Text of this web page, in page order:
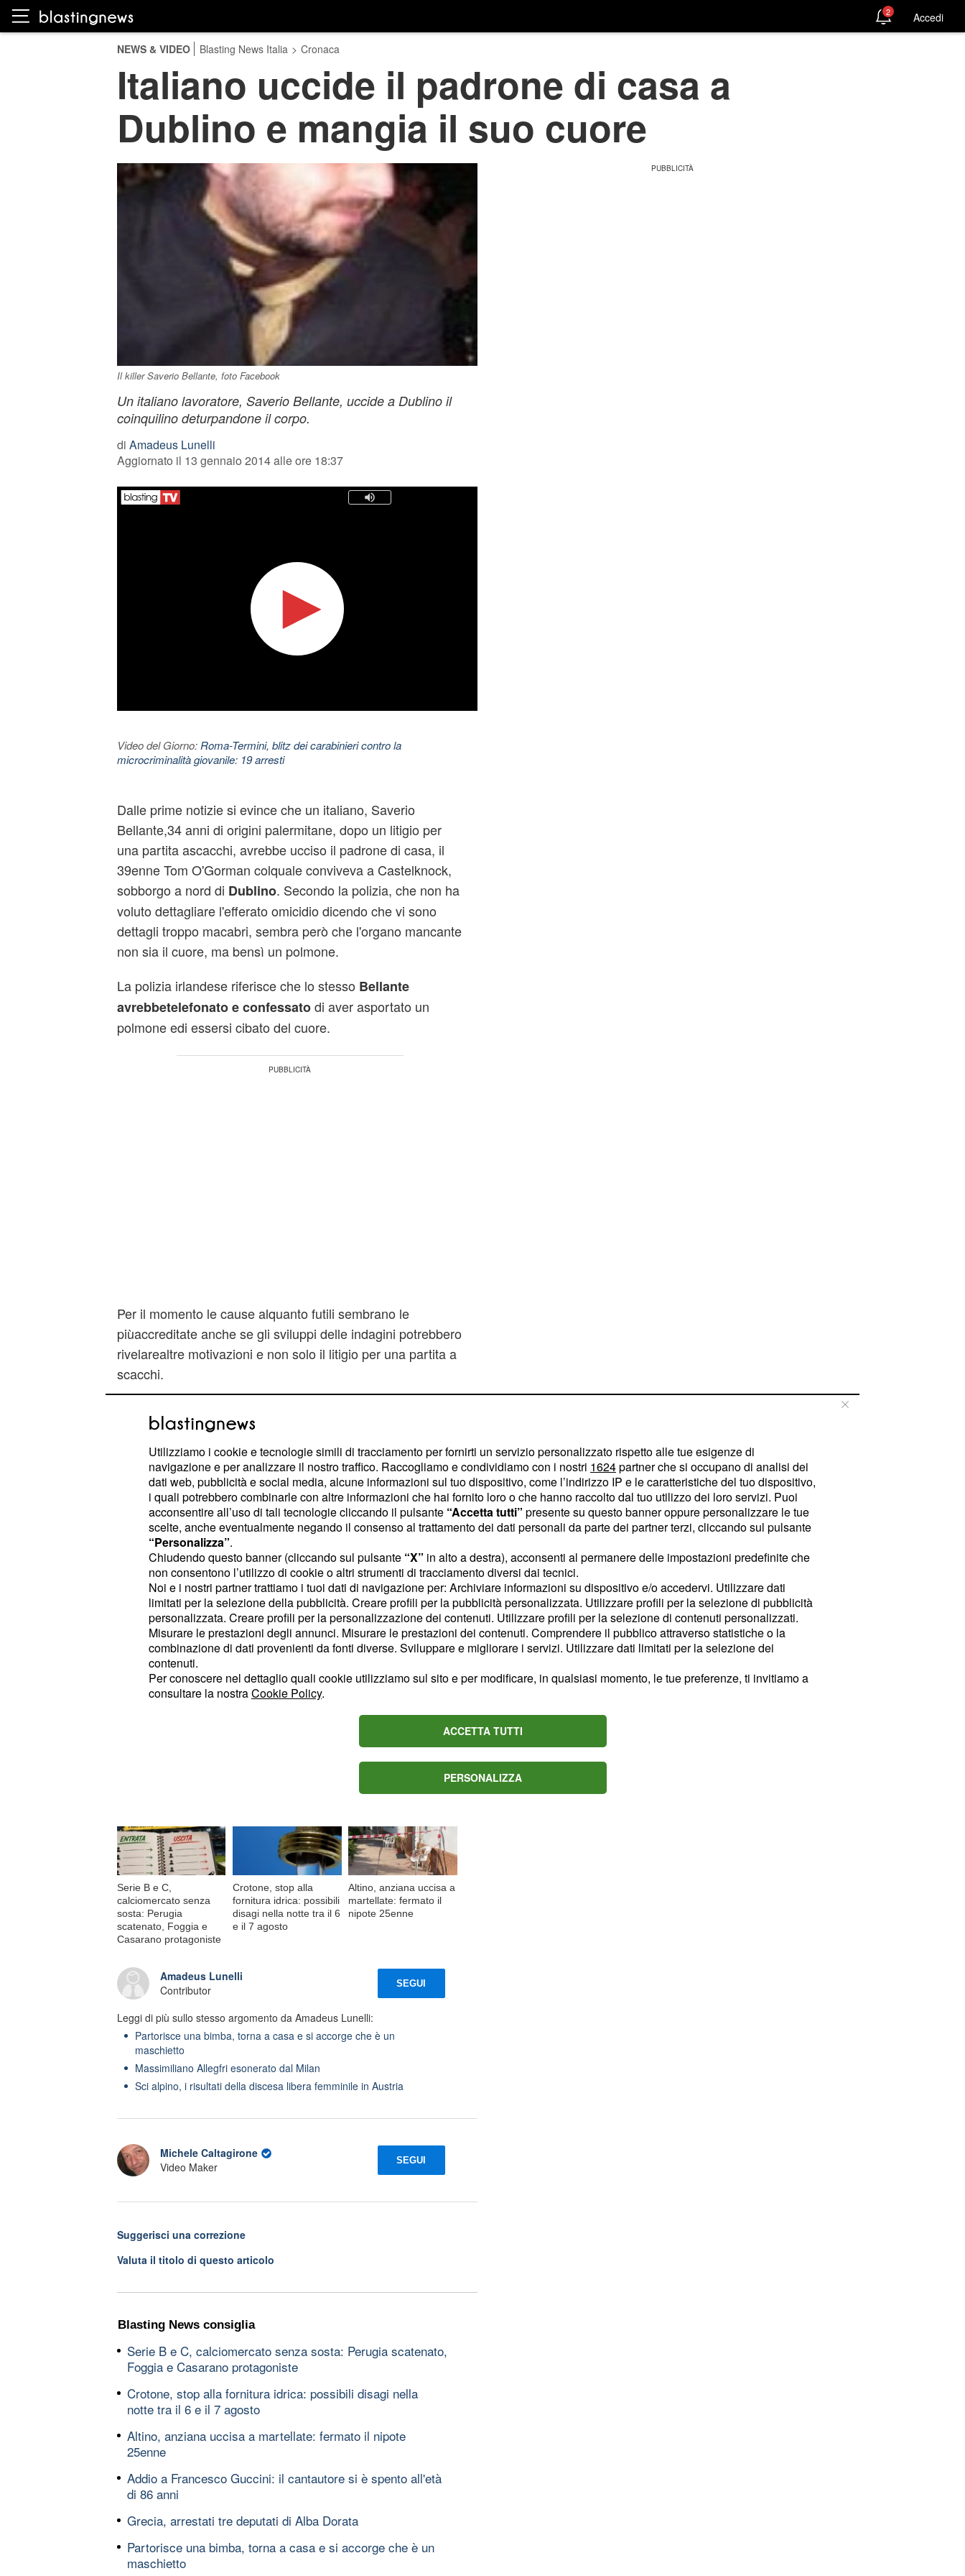
2 Accedi
NEWS & VIDEO Blasting News Italia > Cronaca
Italiano uccide il padrone di casa a
Dublino e mangia il suo cuore
Il killer Saverio Bellante, foto Facebook
Un italiano lavoratore, Saverio Bellante, uccide a Dublino il
coinquilino deturpandone il corpo.
di Amadeus Lunelli
Aggiornato il 13 gennaio 2014 alle ore 18:37
Video del Giorno: Roma-Termini, blitz dei carabinieri contro la
microcriminalità giovanile: 19 arresti
Dalle prime notizie si evince che un italiano, Saverio
Bellante,34 anni di origini palermitane, dopo un litigio per
una partita ascacchi, avrebbe ucciso il padrone di casa, il
39enne Tom O'Gorman colquale conviveva a Castelknock,
sobborgo a nord di Dublino. Secondo la polizia, che non ha
voluto dettagliare l'efferato omicidio dicendo che vi sono
dettagli troppo macabri, sembra però che l'organo mancante
non sia il cuore, ma bensì un polmone.
La polizia irlandese riferisce che lo stesso Bellante
avrebbetelefonato e confessatodi aver asportato un
polmone edi essersi cibato del cuore.
Per il momento le cause alquanto futili sembrano le
piùaccreditate anche se gli sviluppi delle indagini potrebbero
rivelarealtre motivazioni e non solo il litigio per una partita a
scacchi.
"Vivendo all'estero (mi auguro non per sempre) si riscopre
quantosia bello essere italiani e forse ancor di più siciliani; a
chi michiede mi piace infatti definire la Sicilia come un
amplificatoredell'Italia sia in tutti gli aspetti positivi che
negativi".
Maancor più di prima si ha la possibilità di capire la
"notteculturale" in cui è il nostro paese da decenni e di cui la
politicaè la peggiore espressione. Bellante in Irlanda lavora
nella ditta farmaceutica "Allergan" come assistente della
clientela.
Presentandosi in tribunale, sembra che il killer abbia
rinunciato all'avvocatod'ufficio ed intenda difendersi da solo.
Content sponsored by Outbrain
Serie B e C,
calciomercato senza
sosta: Perugia
scatenato, Foggia e
Casarano protagoniste
Crotone, stop alla
fornitura idrica: possibili
disagi nella notte tra il 6
e il 7 agosto
Altino, anziana uccisa a
martellate: fermato il
nipote 25enne
Amadeus Lunelli
Contributor
SEGUI
Leggi di più sullo stesso argomento da Amadeus Lunelli:
Partorisce una bimba, torna a casa e si accorge che è un
maschietto
Massimiliano Allegfri esonerato dal Milan
Sci alpino, i risultati della discesa libera femminile in Austria
Michele Caltagirone
Video Maker
SEGUI
Suggerisci una correzione
Valuta il titolo di questo articolo
Blasting News consiglia
Serie B e C, calciomercato senza sosta: Perugia scatenato,
Foggia e Casarano protagoniste
Crotone, stop alla fornitura idrica: possibili disagi nella
notte tra il 6 e il 7 agosto
Altino, anziana uccisa a martellate: fermato il nipote
25enne
Addio a Francesco Guccini: il cantautore si è spento all'età
di 86 anni
Grecia, arrestati tre deputati di Alba Dorata
Partorisce una bimba, torna a casa e si accorge che è un
maschietto
Utilizziamo i cookie e tecnologie simili di tracciamento per fornirti un servizio personalizzato rispetto alle tue esigenze di
navigazione e per analizzare il nostro traffico. Raccogliamo e condividiamo con i nostri 1624partner che si occupano di analisi dei
dati web, pubblicità e social media, alcune informazioni sul tuo dispositivo, come l’indirizzo IP e le caratteristiche del tuo dispositivo,
i quali potrebbero combinarle con altre informazioni che hai fornito loro o che hanno raccolto dal tuo utilizzo dei loro servizi. Puoi
acconsentire all’uso di tali tecnologie cliccando il pulsante “Accetta tutti” presente su questo banner oppure personalizzare le tue
scelte, anche eventualmente negando il consenso al trattamento dei dati personali da parte dei partner terzi, cliccando sul pulsante
“Personalizza”.
Chiudendo questo banner (cliccando sul pulsante “X” in alto a destra), acconsenti al permanere delle impostazioni predefinite che
non consentono l’utilizzo di cookie o altri strumenti di tracciamento diversi dai tecnici.
Noi e i nostri partner trattiamo i tuoi dati di navigazione per: Archiviare informazioni su dispositivo e/o accedervi. Utilizzare dati
limitati per la selezione della pubblicità. Creare profili per la pubblicità personalizzata. Utilizzare profili per la selezione di pubblicità
personalizzata. Creare profili per la personalizzazione dei contenuti. Utilizzare profili per la selezione di contenuti personalizzati.
Misurare le prestazioni degli annunci. Misurare le prestazioni dei contenuti. Comprendere il pubblico attraverso statistiche o la
combinazione di dati provenienti da fonti diverse. Sviluppare e migliorare i servizi. Utilizzare dati limitati per la selezione dei
contenuti.
Per conoscere nel dettaglio quali cookie utilizziamo sul sito e per modificare, in qualsiasi momento, le tue preferenze, ti invitiamo a
consultare la nostraCookie Policy.
ACCETTA TUTTI
PERSONALIZZA